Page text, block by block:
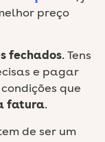
preço
fechados. Tens
e pagar
que
fatura.
de ser um